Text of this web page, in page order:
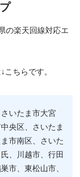
の楽天回線対応エ
ちらです。
いたま市大宮
央区、さいたま
市南区、さいた
、川越市、行田
市、東松山市、